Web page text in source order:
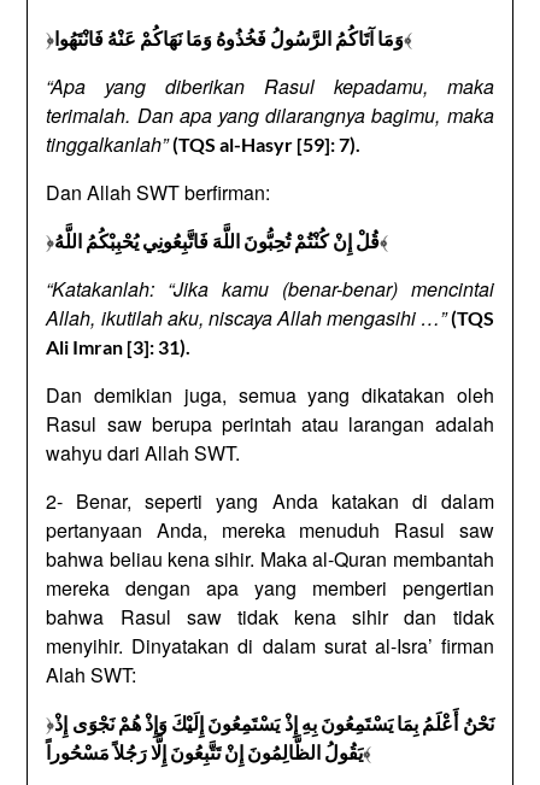
﴿وَمَا آتَاكُمُ الرَّسُولُ فَخُذُوهُ وَمَا نَهَاكُمْ عَنْهُ فَانْتَهُوا﴾
“Apa yang diberikan Rasul kepadamu, maka
terimalah. Dan apa yang dilarangnya bagimu, maka
tinggalkanlah”(TQS al-Hasyr [59]: 7).
Dan Allah SWT berfirman:
﴿قُلْ إِنْ كُنْتُمْ تُحِبُّونَ اللَّهَ فَاتَّبِعُونِي يُحْبِبْكُمُ اللَّهُ﴾
“Katakanlah: “Jika kamu (benar-benar) mencintai
Allah, ikutilah aku, niscaya Allah mengasihi …”(TQS
Ali Imran [3]: 31).
Dan demikian juga, semua yang dikatakan oleh
Rasul saw berupa perintah atau larangan adalah
wahyu dari Allah SWT.
2- Benar, seperti yang Anda katakan di dalam
pertanyaan Anda, mereka menuduh Rasul saw
bahwa beliau kena sihir. Maka al-Quran membantah
mereka dengan apa yang memberi pengertian
bahwa Rasul saw tidak kena sihir dan tidak
menyihir. Dinyatakan di dalam surat al-Isra’ firman
Alah SWT:
﴿نَحْنُ أَعْلَمُ بِمَا يَسْتَمِعُونَ بِهِ إِذْ يَسْتَمِعُونَ إِلَيْكَ وَإِذْ هُمْ نَجْوَى إِذْ
يَقُولُ الظَّالِمُونَ إِنْ تَتَّبِعُونَ إِلَّا رَجُلاً مَسْحُوراً﴾